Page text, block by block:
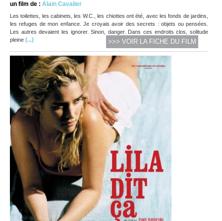
un film de : Alain Cavalier
Les toilettes, les cabinets, les W.C., les chiottes ont été, avec les fonds de jardins,
les refuges de mon enfance. Je croyais avoir des secrets : objets ou pensées.
Les autres devaient les ignorer. Sinon, danger. Dans ces endroits clos, solitude
pleine (...) >>> VOIR LA FICHE DU FILM